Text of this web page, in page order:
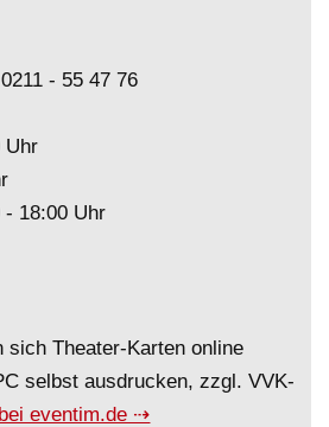
0211 - 55 47 76
Uhr
- 18:00 Uhr
sich Theater-Karten online
selbst ausdrucken, zzgl. VVK-
eventim.de ⇢